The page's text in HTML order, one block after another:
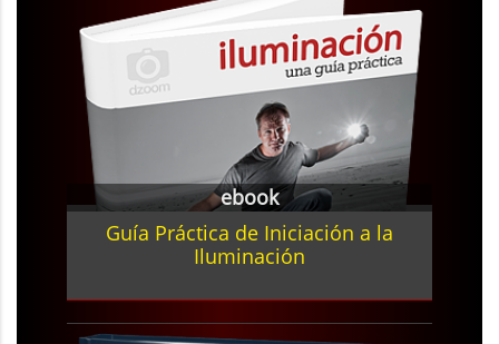
ebook
Guía Práctica de Iniciación a la
Iluminación